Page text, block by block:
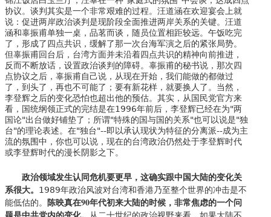
协议。谈判其实是一个非常艰难的过程。汪道涵在欢迎宴会上就
说：促进两岸政治谈判是现阶段全面推进两岸关系的关键。汪道
涵和辜振甫单独一桌，品茗而谈，随员位置相距较远。午饭吃完
了，形成了四点共识，缓解了那一次台海军演之后的紧张局势。
但辜振甫回台后，台湾方面并未沿着四点共识的精神向前推进，
反而不断放话，设置政治谈判的障碍。辜振甫的秘书说，那次四
点协议之后，辜振甫自己说，从现在开始，我们能做的都做过
了，到头了，再也不可能了；要有新花样，就要换人了。当然，
李登辉之后的变化恐怕也超出他的预估。其实，从国民党官方来
看，国统纲领正式的完结是在1996年前后，李登辉已经在为"两
国论"出台做好铺垫了；所谓"特殊的国与国的关系"也可以说是"独
台"的理论表述。在"独台"--即以承认现状为特征的分离派--成为主
流的氛围中，你也可以说，现在的台湾政治仍然处于李登辉时代
或李登辉时代的漫长阴影之下。
政治领域发生认同危机要更早，这确实跟中国大陆的变化关
系很大。
1989年政治风波对台湾和香港乃至整个世界的冲击是不
能低估的。 陈映真在90年代初来大陆的时候，非常焦虑的一个问